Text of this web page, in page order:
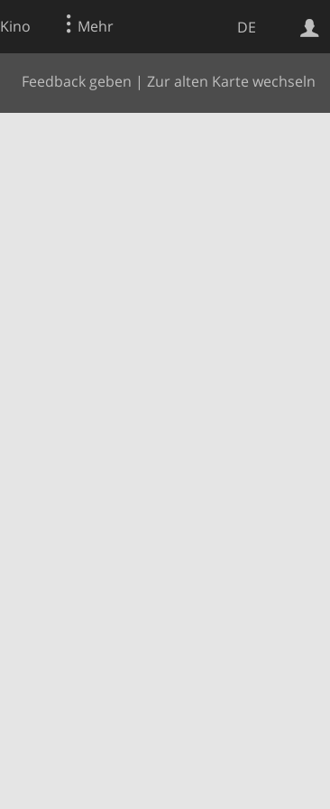
DE
Kino Mehr
Feedback geben | Zur alten Karte wechseln
Websuche